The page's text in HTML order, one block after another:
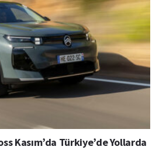
Kasım’da Türkiye’de Yollarda